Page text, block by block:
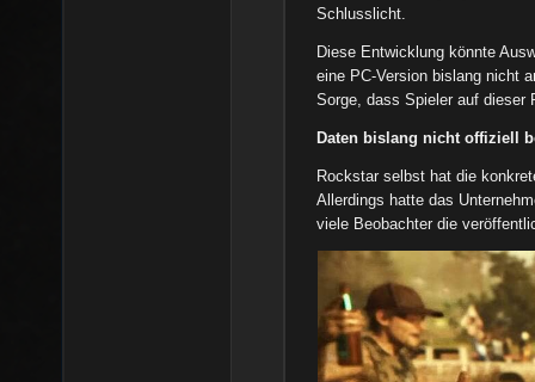
Schlusslicht.
Diese Entwicklung könnte
eine PC-Version bislang nicht
Sorge, dass Spieler auf dieser
Daten bislang nicht offiziell
Rockstar selbst hat die
Allerdings hatte das
viele Beobachter die